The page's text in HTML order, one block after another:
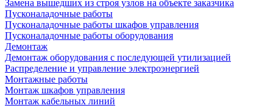
Замена вышедших из строя узлов на объекте заказчика
Пусконаладочные работы
Пусконаладочные работы шкафов управления
Пусконаладочные работы оборудования
Демонтаж
Демонтаж оборудования с последующей утилизацией
Распределение и управление электроэнергией
Монтажные работы
Монтаж шкафов управления
Монтаж кабельных линий